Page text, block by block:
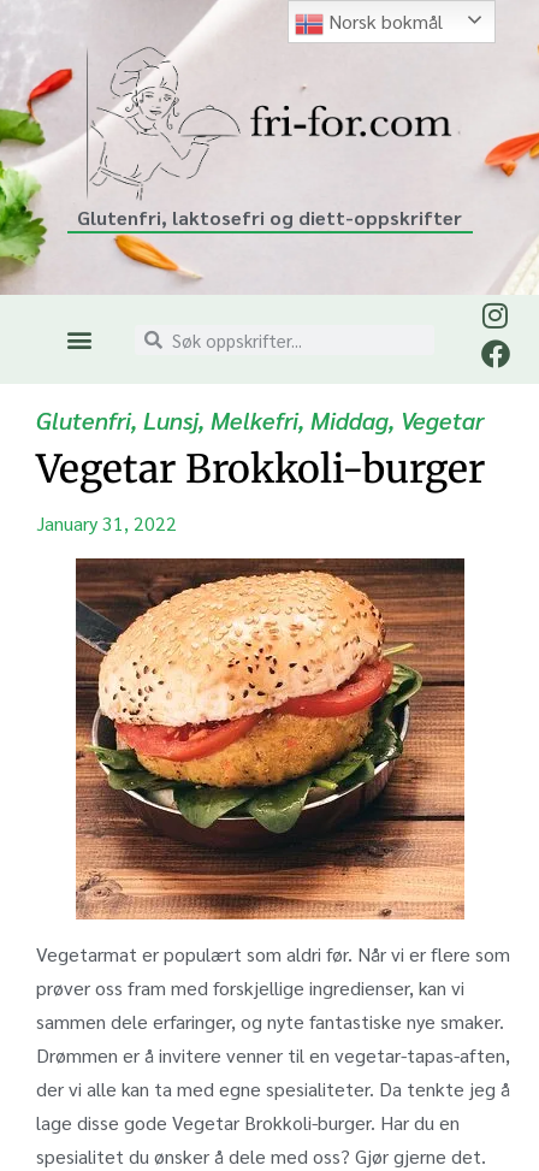
Glutenfri, laktosefri og diett-oppskrifter
Glutenfri, Lunsj, Melkefri, Middag, Vegetar
Vegetar Brokkoli-burger
January 31, 2022
Vegetarmat er populært som aldri før. Når vi er flere som
prøver oss fram med forskjellige ingredienser, kan vi
sammen dele erfaringer, og nyte fantastiske nye smaker.
Drømmen er å invitere venner til en vegetar-tapas-aften,
der vi alle kan ta med egne spesialiteter. Da tenkte jeg å
lage disse gode Vegetar Brokkoli-burger. Har du en
spesialitet du ønsker å dele med oss? Gjør gjerne det.
Norsk bokmål